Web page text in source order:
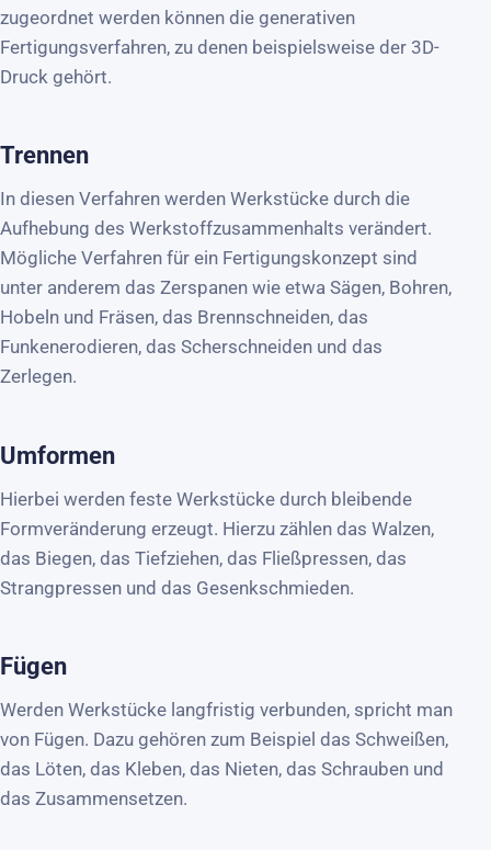
zugeordnet werden können die generativen
Fertigungsverfahren, zu denen beispielsweise der 3D-
Druck gehört.
Trennen
In diesen Verfahren werden Werkstücke durch die
Aufhebung des Werkstoffzusammenhalts verändert.
Mögliche Verfahren für ein Fertigungskonzept sind
unter anderem das Zerspanen wie etwa Sägen, Bohren,
Hobeln und Fräsen, das Brennschneiden, das
Funkenerodieren, das Scherschneiden und das
Zerlegen.
Umformen
Hierbei werden feste Werkstücke durch bleibende
Formveränderung erzeugt. Hierzu zählen das Walzen,
das Biegen, das Tiefziehen, das Fließpressen, das
Strangpressen und das Gesenkschmieden.
Fügen
Werden Werkstücke langfristig verbunden, spricht man
von Fügen. Dazu gehören zum Beispiel das Schweißen,
das Löten, das Kleben, das Nieten, das Schrauben und
das Zusammensetzen.